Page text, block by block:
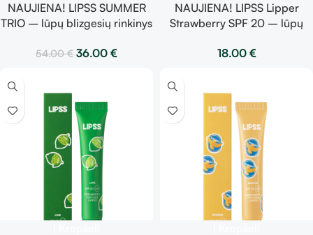
NAUJIENA! LIPSS SUMMER
TRIO – lūpų blizgesių rinkinys
54.00€ 36.00 €
NAUJIENA! LIPSS Lipper
Strawberry SPF 20 – lūpų
18.00 €